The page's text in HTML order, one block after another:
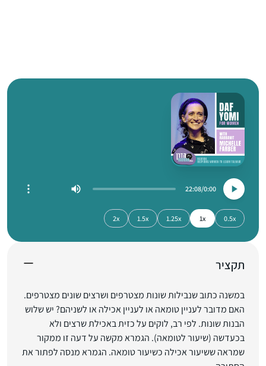
0:00
22:08
0.5x
1x
1.25x
1.5x
2x
תקציר
במשנה כתוב שנבילות שונות מצטרפים ושרצים שונים מצטרפים.
האם מדובר לעניין טומאה או לעניין אכילה או לשניהם? יש שלוש
הבנות שונות. לפי רב, לוקים על כזית באכילת שרצים ולא
בכעדשה (שיעור לטומאה). הגמרא מקשה על דעה זו ממקור
שמראה ששיעור אכילה כשיעור טומאה. הגמרא מנסה לפתור את